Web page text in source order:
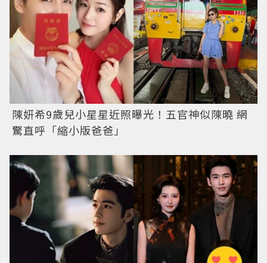
陳妍希9歲兒小星星近照曝光！五官神似陳曉 網
驚直呼「縮小版爸爸」